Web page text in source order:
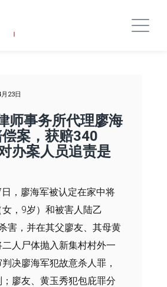
23日
师事务所代理廖海
案，获赔340
办案人员追责是
，廖海军被认定在家中将
，9岁）和被害人陆乙
害，并在其父廖友、其母黄
人尸体抛入新集村村外一
决廖海军犯故意杀人罪，
廖友、黄玉秀犯包庇罪分